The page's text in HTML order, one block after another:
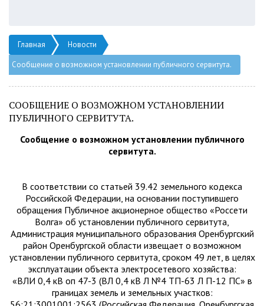
Главная
Новости
Сообщение о возможном установлении публичного сервитута.
СООБЩЕНИЕ О ВОЗМОЖНОМ УСТАНОВЛЕНИИ
ПУБЛИЧНОГО СЕРВИТУТА.
Сообщение о возможном установлении публичного
сервитута.
В соответствии со статьей 39.42 земельного кодекса
Российской Федерации, на основании поступившего
обращения Публичное акционерное общество «Россети
Волга» об установлении публичного сервитута,
Администрация муниципального образования Оренбургский
район Оренбургской области извещает о возможном
установлении публичного сервитута, сроком 49 лет, в целях
эксплуатации объекта электросетевого хозяйства:
«ВЛИ 0,4 кВ оп 47-3 (ВЛ 0,4 кВ Л №4 ТП-63 Л П-12 ПС» в
границах земель и земельных участков: